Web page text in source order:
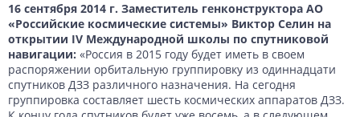
16 сентября 2014 г. Заместитель генконструктора АО
«Российские космические системы» Виктор Селин на
открытии IV Международной школы по спутниковой
навигации: «Россия в 2015 году будет иметь в своем
распоряжении орбитальную группировку из одиннадцати
спутников ДЗЗ различного назначения. На сегодня
группировка составляет шесть космических аппаратов ДЗЗ.